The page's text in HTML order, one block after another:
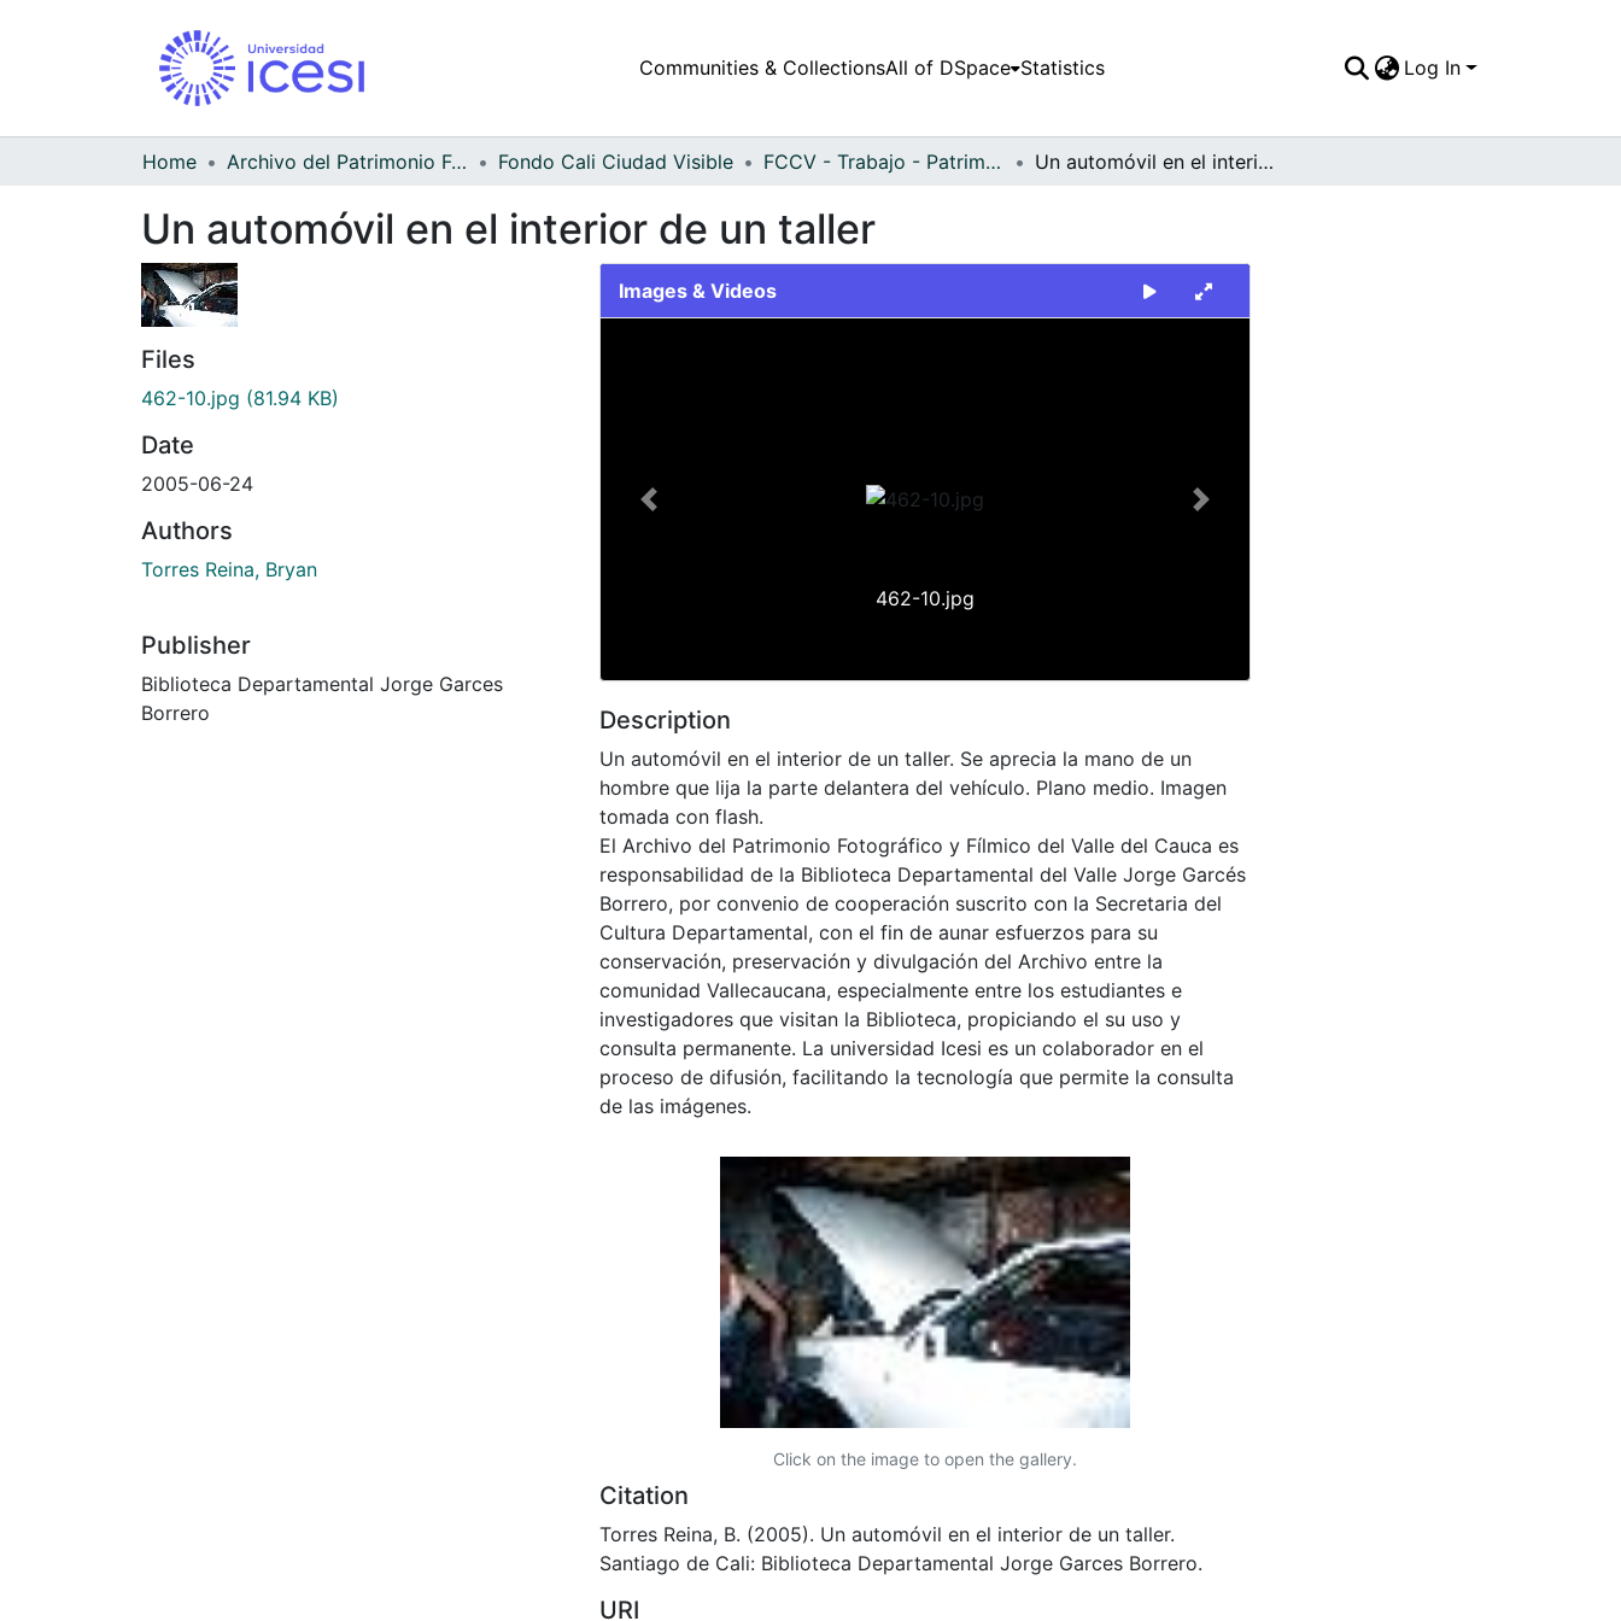
Communities & CollectionsAll of DSpace Statistics Log In
Home Archivo del Patrimonio Fotográfico y Fílmico del Valle del Cauca Fondo Cali Ciudad Visible FCCV - Trabajo - Patrimonial Un automóvil en el interior de un taller
Un automóvil en el interior de un taller
Files
462-10.jpg (81.94 KB)
Date
2005-06-24
Authors
Torres Reina, Bryan
Publisher
Biblioteca Departamental Jorge Garces
Borrero
Images & Videos
462-10.jpg
Previous Next
Description
Un automóvil en el interior de un taller. Se aprecia la mano de un
hombre que lija la parte delantera del vehículo. Plano medio. Imagen
tomada con flash.
El Archivo del Patrimonio Fotográfico y Fílmico del Valle del Cauca es
responsabilidad de la Biblioteca Departamental del Valle Jorge Garcés
Borrero, por convenio de cooperación suscrito con la Secretaria del
Cultura Departamental, con el fin de aunar esfuerzos para su
conservación, preservación y divulgación del Archivo entre la
comunidad Vallecaucana, especialmente entre los estudiantes e
investigadores que visitan la Biblioteca, propiciando el su uso y
consulta permanente. La universidad Icesi es un colaborador en el
proceso de difusión, facilitando la tecnología que permite la consulta
de las imágenes.
Click on the image to open the gallery.
Citation
Torres Reina, B. (2005). Un automóvil en el interior de un taller.
Santiago de Cali: Biblioteca Departamental Jorge Garces Borrero.
URI